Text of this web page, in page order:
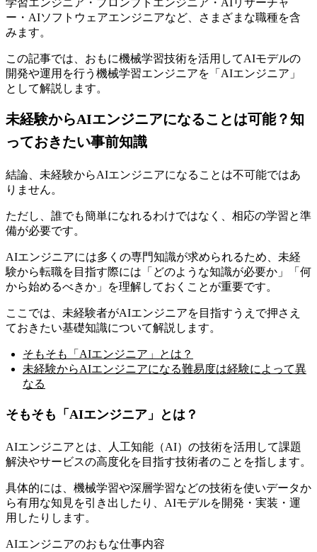
ー・AIソフトウェアエンジニアなど、さまざまな職種を含
みます。
この記事では、おもに機械学習技術を活用してAIモデルの
開発や運用を行う機械学習エンジニアを「AIエンジニア」
として解説します。
未経験からAIエンジニアになることは可能？知
っておきたい事前知識
結論、未経験からAIエンジニアになることは不可能ではあ
りません。
ただし、 誰でも簡単になれるわけではなく、相応の学習と準
備が必要です。
AIエンジニアには多くの専門知識が求められるため、未経
験から転職を目指す際には「どのような知識が必要か」「何
から始めるべきか」を理解しておくことが重要です。
ここでは、未経験者がAIエンジニアを目指すうえで押さえ
ておきたい基礎知識について解説します。
そもそも「AIエンジニア」とは？
未経験からAIエンジニアになる難易度は経験によって異
なる
そもそも「AIエンジニア」とは？
AIエンジニアとは、
人工知能（AI）の技術を活用して課題
解決やサービスの高度化を目指す技術者のことを指します。
具体的には、機械学習や深層学習などの技術を使いデータか
ら有用な知見を引き出したり、AIモデルを開発・実装・運
用したりします。
AIエンジニアのおもな仕事内容